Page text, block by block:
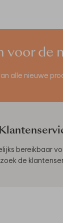
voor de
alle nieuwe
bereikbaar
de